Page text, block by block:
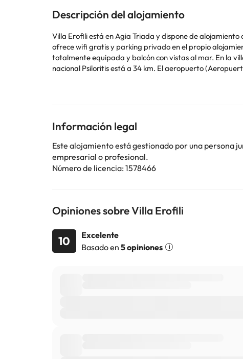
Descripción del alojamiento
Villa Erofili está en Agia Triada y dispone de
ofrece wifi gratis y parking privado en el propio alojamiento. La villa tiene 3 dormitorios, 2 baños, ropa de cama, toallas, TV con canales vía satélite, zona de
totalmente equipada y balcón con vistas al mar. En la villa se puede usar la piscina al aire libre. Museo Arqueológico de Eleuterna está a 18 km del alojamiento, y Parque
nacional Psiloritis está a 34 km. El aeropuerto
cambios por parte del alojamiento. Si tienes dudas,
Información legal
Este alojamiento está gestionado por una persona
empresarial o profesional.
Número de licencia: 1578466
Opiniones sobre Villa Erofili
10
Excelente
Basado en 5 opiniones